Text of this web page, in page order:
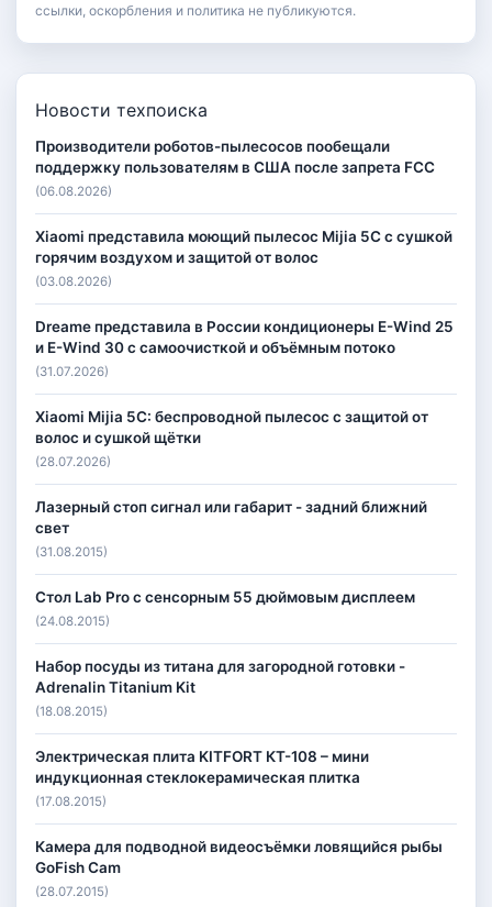
ссылки, оскорбления и политика не публикуются.
Новости техпоиска
Производители роботов-пылесосов пообещали
поддержку пользователям в США после запрета FCC
(06.08.2026)
Xiaomi представила моющий пылесос Mijia 5C с сушкой
горячим воздухом и защитой от волос
(03.08.2026)
Dreame представила в России кондиционеры E-Wind 25
и E-Wind 30 с самоочисткой и объёмным потоко
(31.07.2026)
Xiaomi Mijia 5C: беспроводной пылесос с защитой от
волос и сушкой щётки
(28.07.2026)
Лазерный стоп сигнал или габарит - задний ближний
свет
(31.08.2015)
Стол Lab Pro с сенсорным 55 дюймовым дисплеем
(24.08.2015)
Набор посуды из титана для загородной готовки -
Adrenalin Titanium Kit
(18.08.2015)
Электрическая плита KITFORT КТ-108 – мини
индукционная стеклокерамическая плитка
(17.08.2015)
Камера для подводной видеосъёмки ловящийся рыбы
GoFish Cam
(28.07.2015)